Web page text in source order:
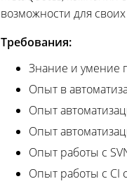
возможности для
Требования:
Знание и умение
Опыт в
Опыт
Опыт
Опыт работы с
Опыт работы с CI